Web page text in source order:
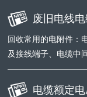
废旧电线
回收常用的电附件：
及接线端子、电缆中
电缆额定